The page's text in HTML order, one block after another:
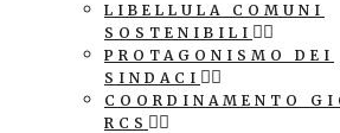
LIBELLULA COMUNI
SOSTENIBILI
PROTAGONISMO DEI
SINDACI
COORDINAMENTO
RCS